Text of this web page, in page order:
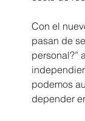
Con el
pasan de
personal?”
podemos
depender